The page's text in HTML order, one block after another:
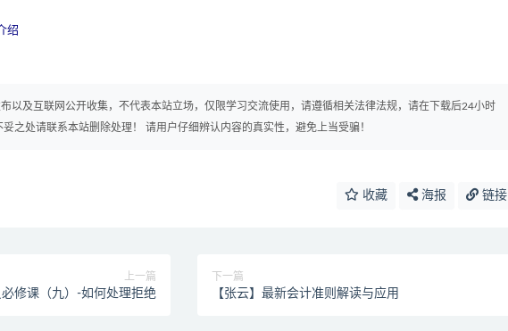
绍
以及互联网公开收集，不代表本站立场，仅限学习交流使用，请遵循相关法律法规，请在下载后24小时
之处请联系本站删除处理！ 请用户仔细辨认内容的真实性，避免上当受骗！
收藏 海报 链接
上一篇
必修课（九）-如何处理拒绝
下一篇
【张云】最新会计准则解读与应用